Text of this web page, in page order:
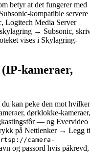
betyr at det fungerer med
kompatible servere
Logitech Media Server
→ Subsonic,
vises i Skylagring-
kameraer,
kan peke den mot
dørklokke-kameraer,
— og Evervideo
på Nettlenker → Legg
rtsp://camera-
og passord hvis påkrevd,